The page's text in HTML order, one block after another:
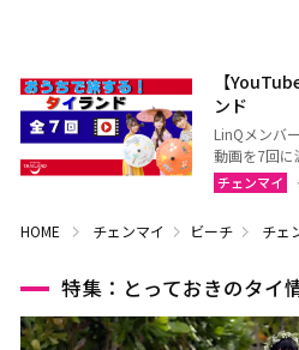
【
ンド
LinQメンバ
動画を7回に
チェンマイ
HOME チェンマイ ビーチ チェ
特集：とっておきのタイ